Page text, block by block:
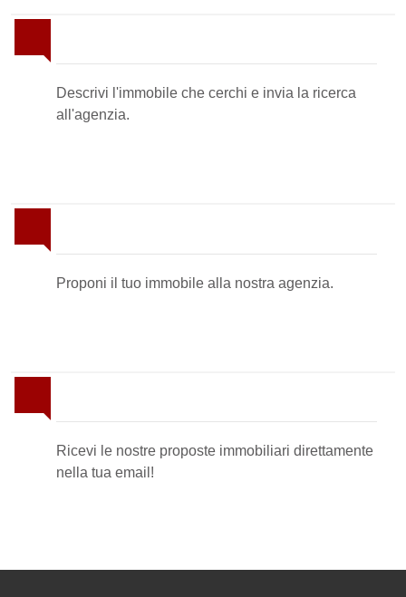
Descrivi l'immobile che cerchi e invia la ricerca
all'agenzia.
Proponi il tuo immobile alla nostra agenzia.
Ricevi le nostre proposte immobiliari direttamente
nella tua email!